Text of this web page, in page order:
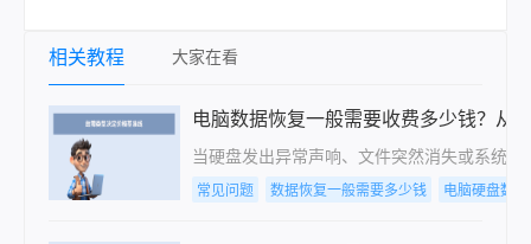
相关教程 大家在看
电脑数据恢复一般需要收费多少钱？从
当硬盘发出异常声响、文件突然消失或系统
常见问题 数据恢复一般需要多少钱 电脑硬盘数